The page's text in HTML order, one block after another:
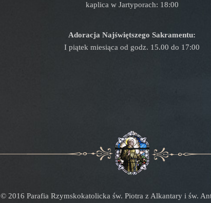
kaplica w Jartyporach: 18:00
Adoracja Najświętszego Sakramentu:
I piątek miesiąca od godz. 15.00 do 17:00
© 2016 Parafia Rzymskokatolicka św. Piotra z Alkantary i św.